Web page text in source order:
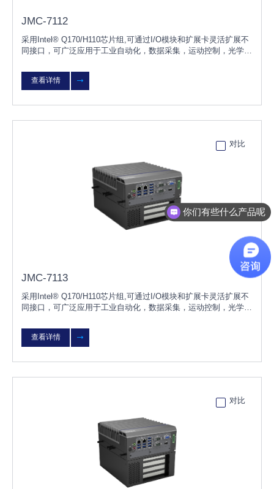
JMC-7112
采用Intel® Q170/H110芯片组,可通过I/O模块和扩展卡灵活扩展不
同接口，可广泛应用于工业自动化，数据采集，运动控制，光学检
查看详情
对比
JMC-7113
采用Intel® Q170/H110芯片组,可通过I/O模块和扩展卡灵活扩展不
同接口，可广泛应用于工业自动化，数据采集，运动控制，光学检
查看详情
对比
你们有些什么产品呢